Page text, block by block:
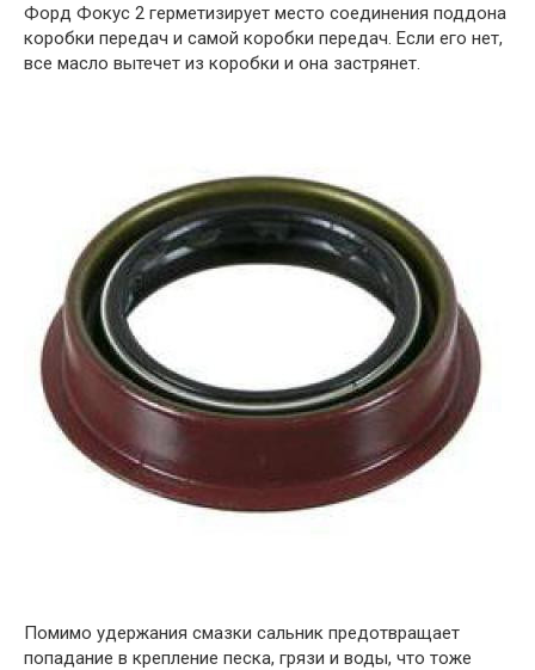
Форд Фокус 2 герметизирует место соединения поддона
коробки передач и самой коробки передач. Если его нет,
все масло вытечет из коробки и она застрянет.
Помимо удержания смазки сальник предотвращает
попадание в крепление песка, грязи и воды, что тоже